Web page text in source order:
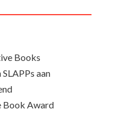
Books
aan
Book Award